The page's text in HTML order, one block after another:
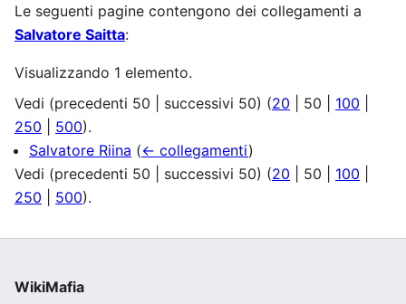
Le seguenti pagine contengono dei collegamenti a
Salvatore Saitta:
Visualizzando 1 elemento.
Vedi (precedenti 50 successivi 50) (20 50 100
250
500).
Salvatore Riina (← collegamenti)
Vedi (precedenti 50 successivi 50) (20 50 100
250
500).
WikiMafia